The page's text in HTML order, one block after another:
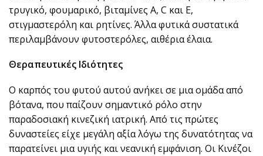
τρυγικό, φουμαρικό, βιταμίνες Α, C και Ε,
στιγμαστερόλη και ρητίνες. Άλλα φυτικά συστατικά
περιλαμβάνουν φυτοστερόλες, αιθέρια έλαια.
Θεραπευτικές Ιδιότητες
Ο καρπός του φυτού αυτού ανήκει σε μια ομάδα από
βότανα, που παίζουν σημαντικό ρόλο στην
παραδοσιακή κινεζική ιατρική. Από τις πρώτες
δυναστείες είχε μεγάλη αξία λόγω της δυνατότητας να
παρατείνει μια υγιής και νεανική εμφάνιση. Οι Κινέζοι